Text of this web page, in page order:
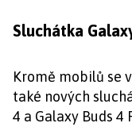
Sluchátka
Kromě mobilů se
také nových
4 a Galaxy Buds